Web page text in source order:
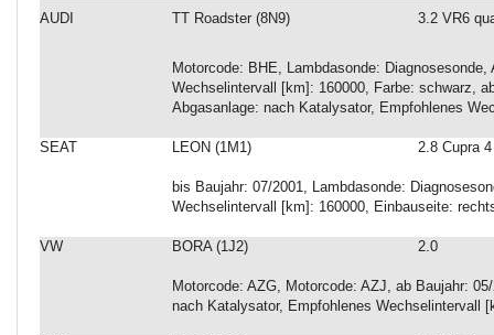
AUDI TT Roadster (8N9) 3.2 VR6
Motorcode: BHE, Lambdasonde:
Wechselintervall [km]: 160000, Farbe: schwarz,
Abgasanlage: nach Katalysator, Empfohlenes
SEAT LEON (1M1) 2.8 Cupra 4
bis Baujahr: 07/2001, Lambdasonde:
Wechselintervall [km]: 160000, Einbauseite:
VW BORA (1J2) 2.0
Motorcode: AZG, Motorcode: AZJ, ab Baujahr:
nach Katalysator, Empfohlenes Wechselintervall